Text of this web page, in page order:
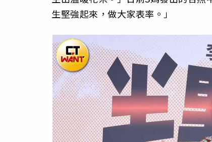
生堅強起來，做大家表率。」